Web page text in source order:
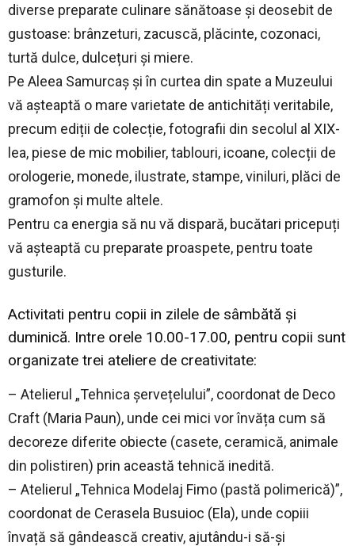
diverse preparate culinare sănătoase și deosebit de
gustoase: brânzeturi, zacuscă, plăcinte, cozonaci,
turtă dulce, dulcețuri și miere.
Pe Aleea Samurcaș și în curtea din spate a Muzeului
vă așteaptă o mare varietate de antichități veritabile,
precum ediții de colecție, fotografii din secolul al XIX-
lea, piese de mic mobilier, tablouri, icoane, colecții de
orologerie, monede, ilustrate, stampe, viniluri, plăci de
gramofon și multe altele.
Pentru ca energia să nu vă dispară, bucătari pricepuți
vă așteaptă cu preparate proaspete, pentru toate
gusturile.
Activitati pentru copii in zilele de sâmbătă și
duminică. Intre orele 10.00-17.00, pentru copii sunt
organizate trei ateliere de creativitate:
– Atelierul „Tehnica șervețelului”, coordonat de Deco
Craft (Maria Paun), unde cei mici vor învăța cum să
decoreze diferite obiecte (casete, ceramică, animale
din polistiren) prin această tehnică inedită.
– Atelierul „Tehnica Modelaj Fimo (pastă polimerică)”,
coordonat de Cerasela Busuioc (Ela), unde copiii
învață să gândească creativ, ajutându-i să-și